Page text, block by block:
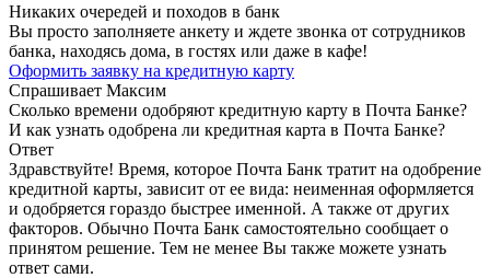
Никаких очередей и походов в банк
Вы просто заполняете анкету и ждете звонка от сотрудников
банка, находясь дома, в гостях или даже в кафе!
Оформить заявку на кредитную карту
Спрашивает Максим
Сколько времени одобряют кредитную карту в Почта Банке?
И как узнать одобрена ли кредитная карта в Почта Банке?
Ответ
Здравствуйте! Время, которое Почта Банк тратит на одобрение
кредитной карты, зависит от ее вида: неименная оформляется
и одобряется гораздо быстрее именной. А также от других
факторов. Обычно Почта Банк самостоятельно сообщает о
принятом решение. Тем не менее Вы также можете узнать
ответ сами.